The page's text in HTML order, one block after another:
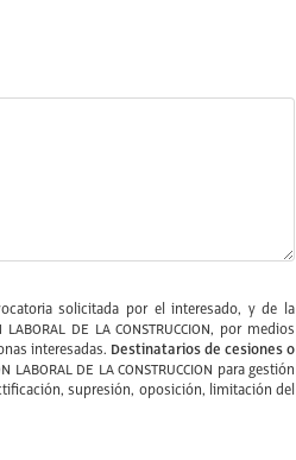
solicitada por el interesado, y de la
DE LA CONSTRUCCION, por medios
interesadas. Destinatarios de cesiones o
DE LA CONSTRUCCION para gestión
supresión, oposición, limitación del